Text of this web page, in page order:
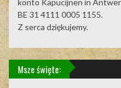
konto Kapucijnen in
BE 31 4111 0005 1155.
Z serca dziękujemy.
Msze święte: